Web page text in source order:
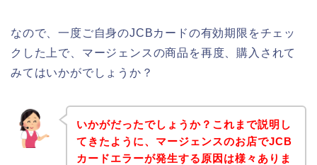
なので、一度ご自身のJCBカードの有効期限をチェッ
クした上で、マージェンスの商品を再度、購入されて
みてはいかがでしょうか？
いかがだったでしょうか？これまで説明し
てきたように、マージェンスのお店でJCB
カードエラーが発生する原因は様々ありま